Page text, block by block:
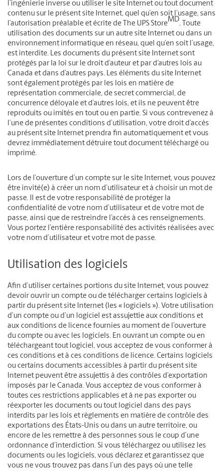
l’ingénierie inverse ou utiliser le site Internet ou tout document
contenu sur le présent site Internet, quel qu’en soit l’usage, sans
l’autorisation préalable et écrite de The UPS StoreMD. Toute
utilisation des documents sur un autre site Internet ou dans un
environnement informatique en réseau, quel qu’en soit l’usage,
est interdite. Les documents du présent site Internet sont
protégés par la loi sur le droit d’auteur et par d’autres lois au
Canada et dans d’autres pays. Les éléments du site Internet
sont également protégés par les lois en matière de
représentation commerciale, de secret commercial, de
concurrence déloyale et d’autres lois, et ils ne peuvent être
reproduits ou imités en tout ou en partie. Si vous contrevenez à
l’une de présentes conditions d’utilisation, votre droit d’accès
au présent site Internet prendra fin automatiquement et vous
devrez immédiatement détruire tout document téléchargé ou
imprimé.
Lors de l’ouverture d’un compte sur le site Internet, vous pouvez
être invité(e) à créer un nom d’utilisateur et à choisir un mot de
passe. Il est de votre responsabilité de protéger la
confidentialité de votre nom d’utilisateur et de votre mot de
passe, ainsi que de restreindre l’accès à ces renseignements.
Vous portez l’entière responsabilité des activités réalisées avec
votre nom d’utilisateur et votre mot de passe.
Utilisation des logiciels
Afin d’utiliser certaines portions du site Internet, vous pouvez
devoir ouvrir un compte ou de télécharger certains logiciels à
partir du présent site Internet (les « logiciels »). Votre utilisation
d’un compte ou d’un logiciel est assujettie aux conditions et
aux conditions de licence fournies au moment de l’ouverture
du compte ou avec les logiciels. En ouvrant un compte ou en
téléchargeant tout logiciel, vous acceptez de vous conformer à
ces conditions et à ces conditions de licence. Certains logiciels
ou certains documents accessibles à partir du présent site
Internet peuvent être assujettis à des contrôles d’exportation
imposés par le Canada. Vous acceptez de vous conformer à
toutes ces restrictions applicables et à ne pas exporter ou
réexporter les documents ou tout logiciel dans des pays
interdits par les lois et règlements en matière de contrôle des
exportations des États-Unis ou dans un autre territoire, ou
encore de les remettre à des personnes sous le coup d’une
ordonnance d’interdiction. Si vous téléchargez ou utilisez les
documents ou les logiciels, vous déclarez et garantissez que
vous ne vous trouvez pas dans l’un des pays où une telle